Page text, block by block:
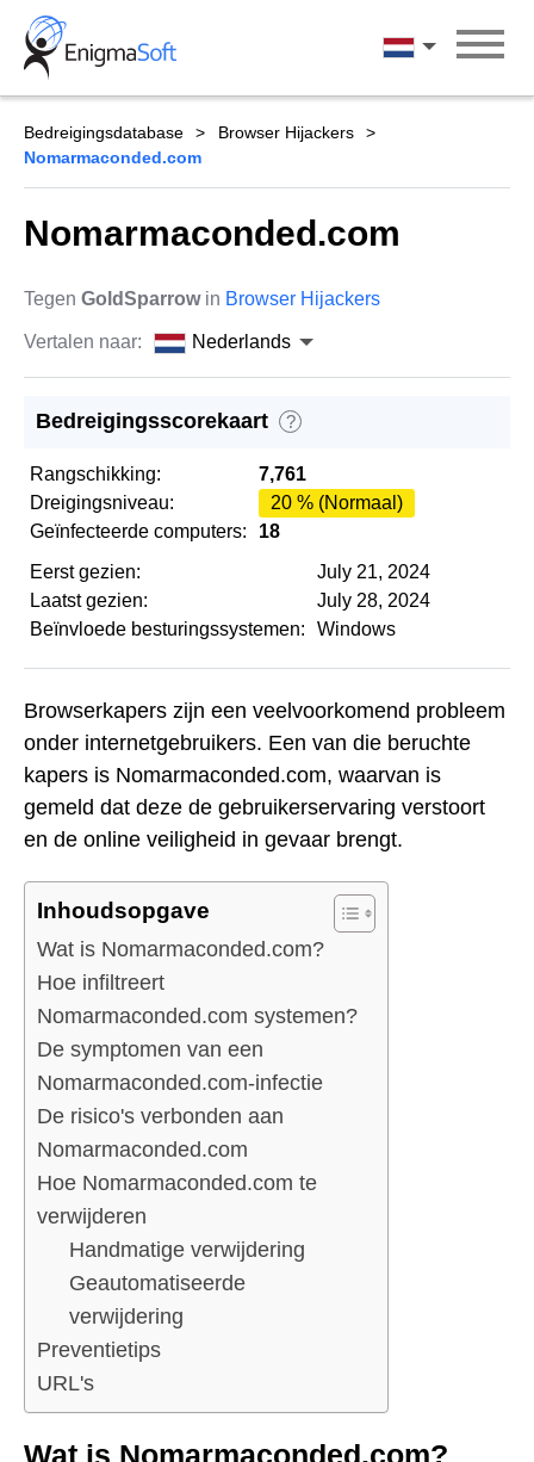
Skip
content
Nederlands
Bedreigingsdatabase
Browser Hijackers
Nomarmaconded.com
Nomarmaconded.com
Tegen GoldSparrowin Browser Hijackers
Vertalen naar: Nederlands
Bedreigingsscorekaart ?
Rangschikking:
7,761
Dreigingsniveau:
20 % (Normaal)
Geïnfecteerde computers:
18
Eerst gezien:
July 21, 2024
Laatst gezien:
July 28, 2024
Beïnvloede besturingssystemen:
Windows
Browserkapers zijn een veelvoorkomend probleem
onder internetgebruikers. Een van die beruchte
kapers is Nomarmaconded.com, waarvan is
gemeld dat deze de gebruikerservaring verstoort
en de online veiligheid in gevaar brengt.
Inhoudsopgave
Wat is Nomarmaconded.com?
Hoe infiltreert
Nomarmaconded.com systemen?
De symptomen van een
Nomarmaconded.com-infectie
De risico's verbonden aan
Nomarmaconded.com
Hoe Nomarmaconded.com te
verwijderen
Handmatige verwijdering
Geautomatiseerde
verwijdering
Preventietips
URL's
Wat is Nomarmaconded.com?